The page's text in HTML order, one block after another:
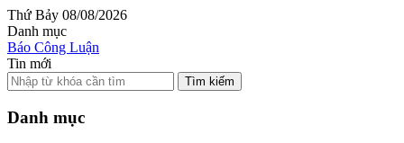
Thứ Bảy 08/08/2026
Danh mục
Báo Công Luận
Tin mới
Tìm kiếm
Danh mục